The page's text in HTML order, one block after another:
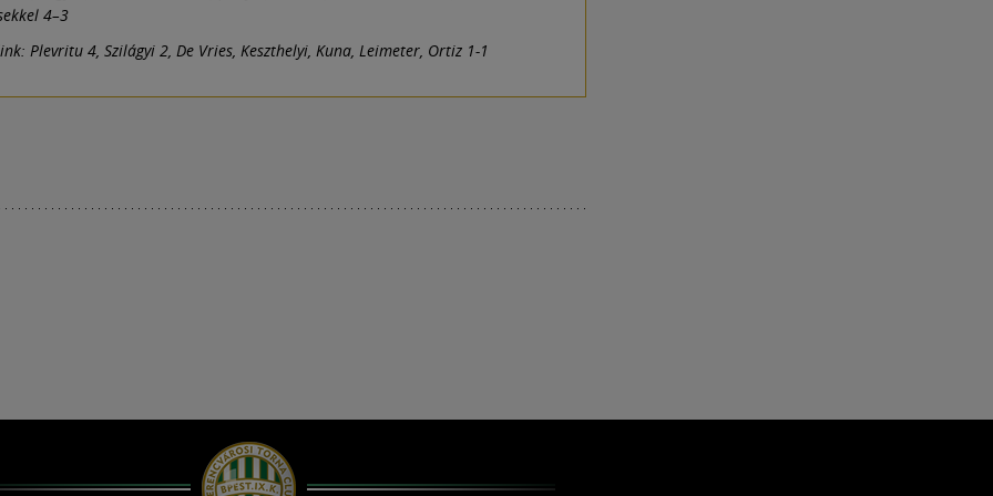
4–3
Plevritu 4, Szilágyi 2, De Vries, Keszthelyi, Kuna, Leimeter, Ortiz 1-1